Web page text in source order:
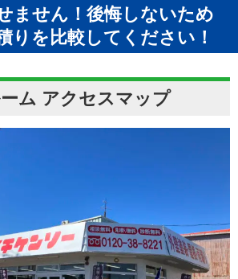
ません！後悔しないため
りを比較してください！
ム アクセスマップ